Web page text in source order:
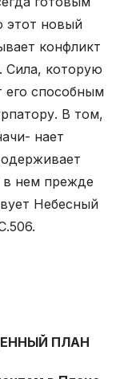
этот новый
конфликт
Сила, которую
его способным
В том,
нает
нем прежде
Небесный
ПЛАН